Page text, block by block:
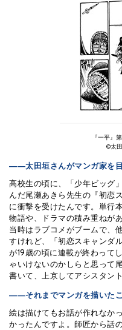
『一平』
©太
――太田垣さんがマンガ家を
高校生の頃に、「少年ビッグ
んだ尾瀬あきら先生の『初恋
に衝撃を受けたんです。単行
物語や、ドラマの積み重ねが
当時はラブコメがブームで、
すけれど、「初恋スキャンダ
が19歳の頃に連載が終わって
ゃいけないのかしらと思って
書いて、上京してアシスタン
――それまでマンガを描いた
絵は描けてもお話が作れなか
かったんですよ。師匠から話